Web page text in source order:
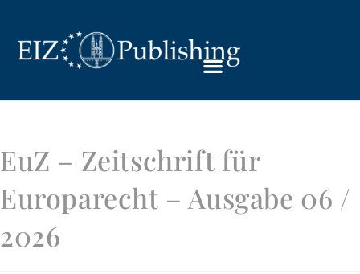
EuZ – Zeitschrift für
Europarecht – Ausgabe 06 /
2026